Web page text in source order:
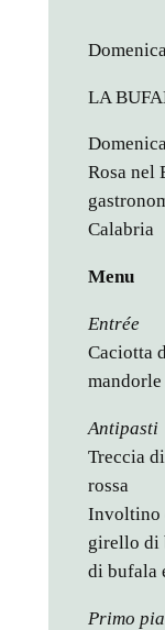
LA
Rosa nel
Calabria
Menu
Entrée
Caciotta
Antipasti
Treccia
rossa
Involtino
girello di
di bufala
Primo